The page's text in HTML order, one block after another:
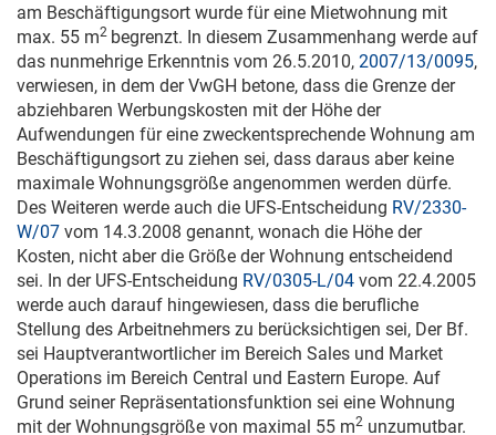
am Beschäftigungsort wurde für eine Mietwohnung mit
max. 55 m2 begrenzt. In diesem Zusammenhang werde auf
das nunmehrige Erkenntnis vom 26.5.2010, 2007/13/0095,
verwiesen, in dem der VwGH betone, dass die Grenze der
abziehbaren Werbungskosten mit der Höhe der
Aufwendungen für eine zweckentsprechende Wohnung am
Beschäftigungsort zu ziehen sei, dass daraus aber keine
maximale Wohnungsgröße angenommen werden dürfe.
Des Weiteren werde auch die UFS-Entscheidung RV/2330-
W/07 vom 14.3.2008 genannt, wonach die Höhe der
Kosten, nicht aber die Größe der Wohnung entscheidend
sei. In der UFS-Entscheidung RV/0305-L/04 vom 22.4.2005
werde auch darauf hingewiesen, dass die berufliche
Stellung des Arbeitnehmers zu berücksichtigen sei, Der Bf.
sei Hauptverantwortlicher im Bereich Sales und Market
Operations im Bereich Central und Eastern Europe. Auf
Grund seiner Repräsentationsfunktion sei eine Wohnung
mit der Wohnungsgröße von maximal 55 m2 unzumutbar.